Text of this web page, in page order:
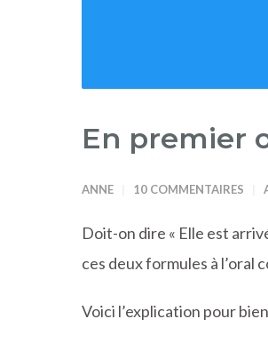
En premier
ANNE 10 COMMENTAIRES
Doit-on dire « Elle est
ces deux formules à l’oral
Voici l’explication pour